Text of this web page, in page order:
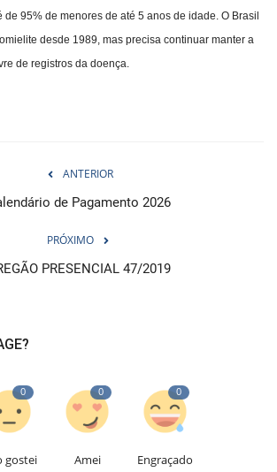
de 95% de menores de até 5 anos de idade. O Brasil
desde 1989, mas precisa continuar manter a
de registros da doença.
ANTERIOR
de Pagamento 2026
PRÓXIMO
PRESENCIAL 47/2019
0
gostei
0
Amei
0
Engraçado